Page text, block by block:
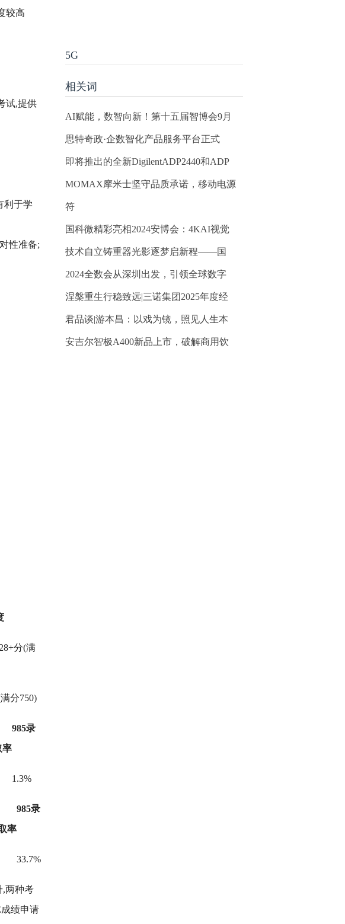
较高
试,提供
利于学
性准备;
分(满
分750)
985录
率
1.3%
985录
率
33.7%
,两种考
绩申请
5G
相关词
AI赋能，数智向新！第十五届智博会9月
思特奇政·企数智化产品服务平台正式
即将推出的全新DigilentADP2440和ADP
MOMAX摩米士坚守品质承诺，移动电源
符
国科微精彩亮相2024安博会：4KAI视觉
技术自立铸重器光影逐梦启新程——国
2024全数会从深圳出发，引领全球数字
涅槃重生行稳致远|三诺集团2025年度经
君品谈|游本昌：以戏为镜，照见人生本
安吉尔智极A400新品上市，破解商用饮